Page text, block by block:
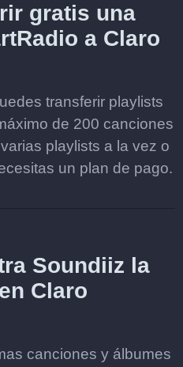
gratis una
a Claro
transferir playlists
de 200 canciones
playlists a la vez o
un plan de pago.
Soundiiz la
Claro
canciones y álbumes